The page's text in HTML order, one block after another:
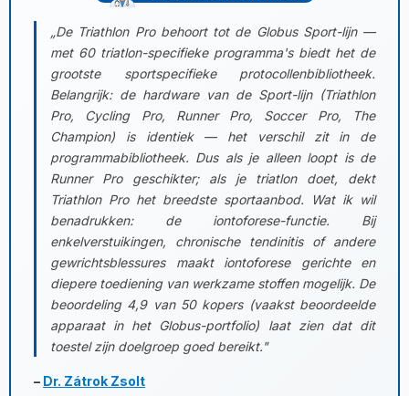
„De Triathlon Pro behoort tot de Globus Sport-lijn —
met 60 triatlon-specifieke programma's biedt het de
grootste sportspecifieke protocollenbibliotheek.
Belangrijk: de hardware van de Sport-lijn (Triathlon
Pro, Cycling Pro, Runner Pro, Soccer Pro, The
Champion) is identiek — het verschil zit in de
programmabibliotheek. Dus als je alleen loopt is de
Runner Pro geschikter; als je triatlon doet, dekt
Triathlon Pro het breedste sportaanbod. Wat ik wil
benadrukken: de iontoforese-functie. Bij
enkelverstuikingen, chronische tendinitis of andere
gewrichtsblessures maakt iontoforese gerichte en
diepere toediening van werkzame stoffen mogelijk. De
beoordeling 4,9 van 50 kopers (vaakst beoordeelde
apparaat in het Globus-portfolio) laat zien dat dit
toestel zijn doelgroep goed bereikt."
– Dr. Zátrok Zsolt